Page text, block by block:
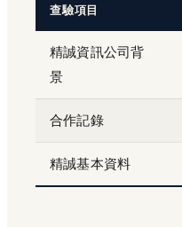
查驗項目
精誠資訊公司背
景
合作記錄
精誠基本資料